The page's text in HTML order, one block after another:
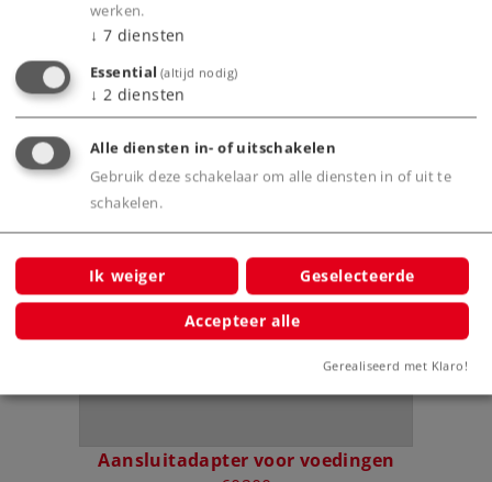
Productinfo
Bijbehorende producten
Aansluitadapter voor voedingen
werken.
↓ 7 diensten
Essential (altijd nodig)
↓ 2 diensten
Alle diensten in- of uitschakelen
Gebruik deze schakelaar om alle diensten in of uit te
schakelen.
Ik weiger Geselecteerde
Accepteer alle
Gerealiseerd met Klaro!